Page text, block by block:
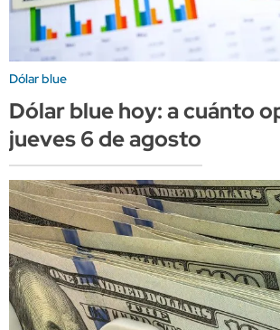
Dólar blue
Dólar blue hoy: a cuánto
jueves 6 de agosto